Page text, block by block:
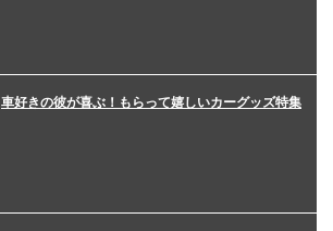
車好きの彼が喜ぶ！もらって嬉しいカーグッズ特集